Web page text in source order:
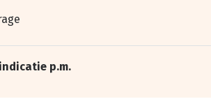
p.m.